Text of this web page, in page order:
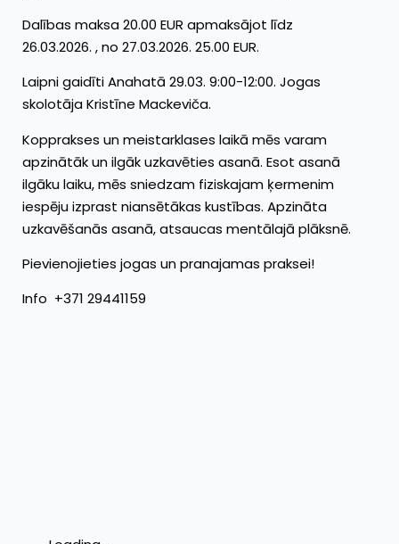
Dalības maksa 20.00 EUR apmaksājot līdz
26.03.2026. , no 27.03.2026. 25.00 EUR.
Laipni gaidīti Anahatā 29.03. 9:00-12:00. Jogas
skolotāja Kristīne Mackeviča.
Kopprakses un meistarklases laikā mēs varam
apzinātāk un ilgāk uzkavēties asanā. Esot asanā
ilgāku laiku, mēs sniedzam fiziskajam ķermenim
iespēju izprast niansētākas kustības. Apzināta
uzkavēšanās asanā, atsaucas mentālajā plāksnē.
Pievienojieties jogas un pranajamas praksei!
Info +371 29441159